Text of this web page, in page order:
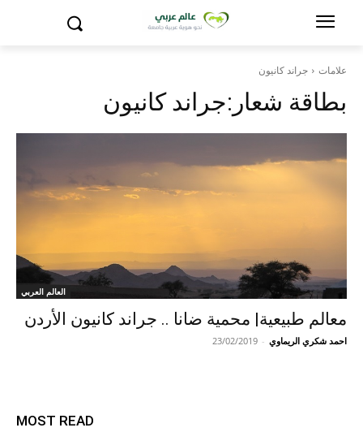
علامات جراند كانيون
بطاقة شعار:جراند كانيون
العالم العربي
معالم طبيعية| محمية ضانا .. جراند كانيون الأردن
احمد شكري الريماوي -
23/02/2019
MOST READ